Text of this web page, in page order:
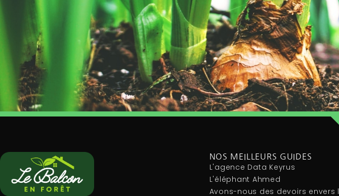
NOS MEILLEURS GUIDES
L'agence Data Keyrus
L'éléphant Ahmed
Avons-nous des devoirs envers